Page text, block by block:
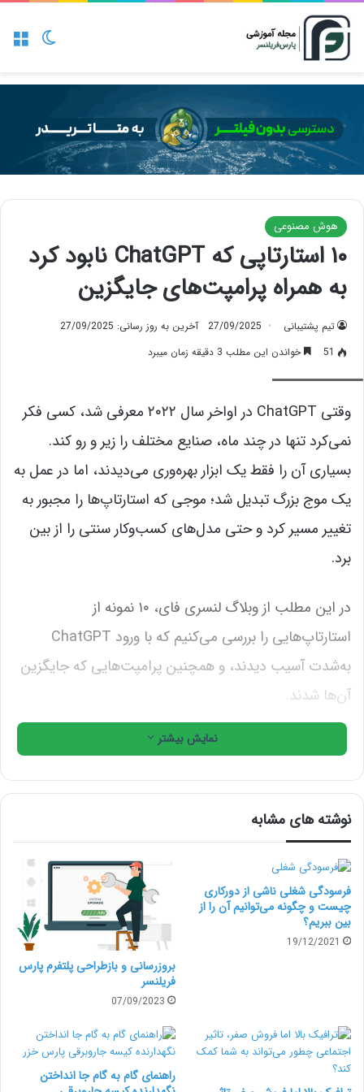
تغییر
هوش مصنوعی
۱۰ استارتاپی که ChatGPT نابود کرد
به همراه پرامپت‌های جایگزین
تیم پشتیبانی 27/09/2025
آخرین به روز رسانی: 27/09/2025
51
خواندن این مطلب 3 دقیقه زمان میبرد
وقتی ChatGPT در اواخر سال ۲۰۲۲ معرفی شد، کسی فکر
نمی‌کرد تنها در چند ماه، صنایع مختلف را زیر و رو کند.
بسیاری آن را فقط یک ابزار بهره‌وری می‌دیدند، اما در عمل به
یک موج بزرگ تبدیل شد؛ موجی که استارتاپ‌ها را مجبور به
تغییر مسیر کرد و حتی مدل‌های کسب‌وکار سنتی را از بین
برد.
در این مطلب از وبلاگ لنسری فای، ۱۰ نمونه از
استارتاپ‌هایی را بررسی می‌کنیم که با ورود ChatGPT
به‌شدت آسیب دیدند، و همچنین پرامپت‌هایی که جایگزین
آن‌ها شدند.
۱. آژانس‌های تولید محتوا
(Copywriting Agencies)
آژانس‌های کوچک تولید محتوا که وبلاگ، متن تبلیغاتی یا
توضیحات محصول می‌نوشتند، مشتریان خود را از دست
دادند. چرا؟ چون مشتریان متوجه شدند با یک پرامپت ساده
می‌توانند ۸۰٪ کیفیت را در ۲۰٪ زمان دریافت کنند.
پرامپت جایگزین:
«یک توضیح محصول متقاعدکننده برای مت یوگای سازگار با
محیط زیست بنویس. لحن دوستانه اما حرفه‌ای باشد.
ویژگی‌ها را به‌صورت بولت پوینت بیاور و یک CTA کوتاه
اضافه کن.»
نمایش بیشتر
نوشته های مشابه
فرسودگی شغلی ناشی از دورکاری
چیست و چگونه می‌توانیم آن را از
بین ببریم؟
19/12/2021
بروزرسانی و بازطراحی پلتفرم پارس
فریلنسر
07/09/2023
راهنمای گام‌ به‌ گام جا انداختن